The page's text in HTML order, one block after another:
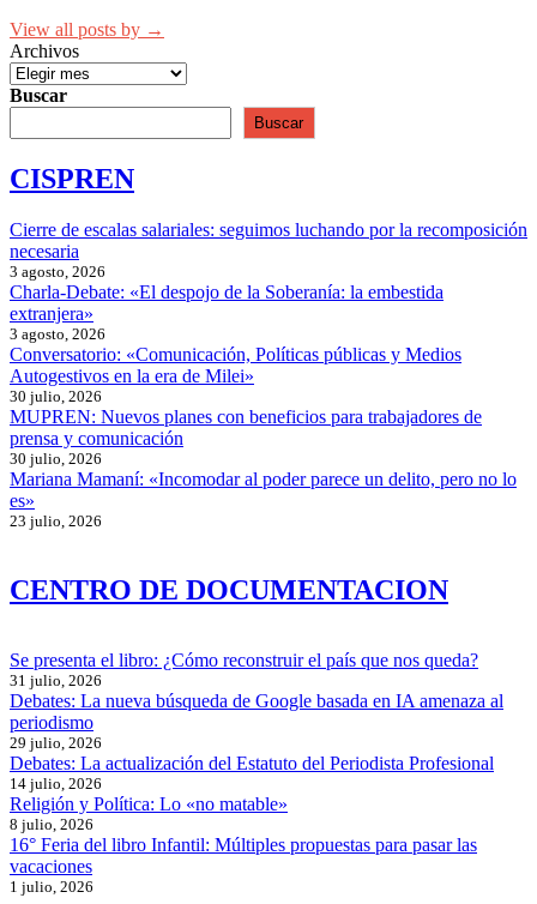
View all posts by →
Archivos
Buscar
Buscar
CISPREN
Cierre de escalas salariales: seguimos luchando por la recomposición
necesaria
3 agosto, 2026
Charla-Debate: «El despojo de la Soberanía: la embestida
extranjera»
3 agosto, 2026
Conversatorio: «Comunicación, Políticas públicas y Medios
Autogestivos en la era de Milei»
30 julio, 2026
MUPREN: Nuevos planes con beneficios para trabajadores de
prensa y comunicación
30 julio, 2026
Mariana Mamaní: «Incomodar al poder parece un delito, pero no lo
es»
23 julio, 2026
CENTRO DE DOCUMENTACION
Se presenta el libro: ¿Cómo reconstruir el país que nos queda?
31 julio, 2026
Debates: La nueva búsqueda de Google basada en IA amenaza al
periodismo
29 julio, 2026
Debates: La actualización del Estatuto del Periodista Profesional
14 julio, 2026
Religión y Política: Lo «no matable»
8 julio, 2026
16° Feria del libro Infantil: Múltiples propuestas para pasar las
vacaciones
1 julio, 2026